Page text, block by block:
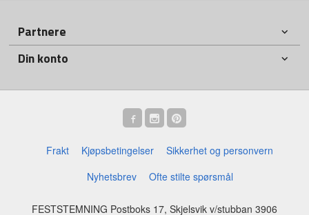
Partnere
Din konto
Frakt Kjøpsbetingelser
Sikkerhet og personvern
Nyhetsbrev
Ofte stilte spørsmål
FESTSTEMNING Postboks 17, Skjelsvik v/stubban 3906